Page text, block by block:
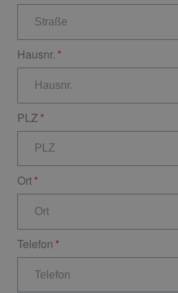
Hausnr.
PLZ
Ort
Telefon